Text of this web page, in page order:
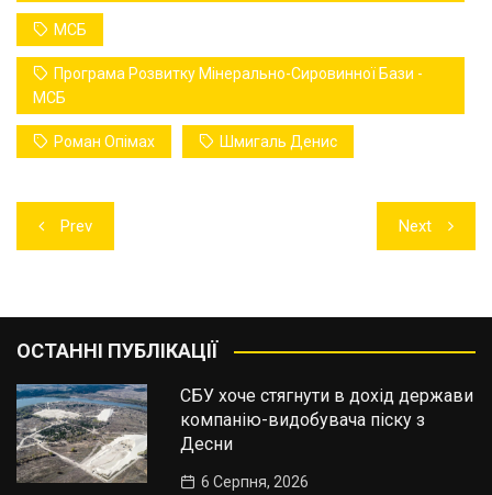
МСБ
Програма Розвитку Мінерально-Сировинної Бази -
МСБ
Роман Опімах Шмигаль Денис
Навігація
записів
Prev Next
ОСТАННІ ПУБЛІКАЦІЇ
СБУ хоче стягнути в дохід держави
компанію-видобувача піску з
Десни
6 Серпня, 2026